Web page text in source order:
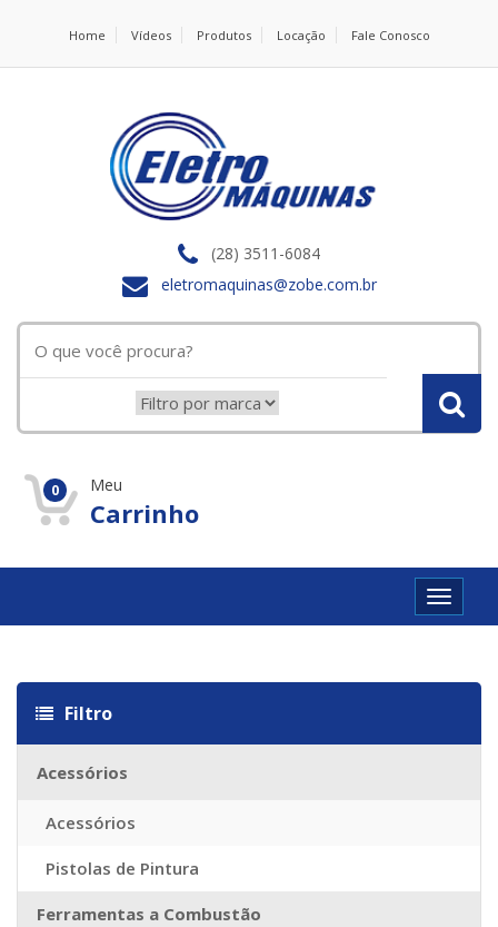
Home Vídeos Produtos Locação Fale Conosco
(28) 3511-6084
eletromaquinas@zobe.com.br
0 Meu
Carrinho
Toggle
Filtro
Acessórios
Acessórios
Pistolas de Pintura
Ferramentas a Combustão